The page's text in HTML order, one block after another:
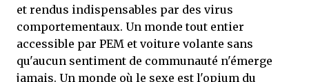
et rendus indispensables par des virus
comportementaux. Un monde tout entier
accessible par PEM et voiture volante sans
qu'aucun sentiment de communauté n'émerge
jamais. Un monde où le sexe est l'opium du